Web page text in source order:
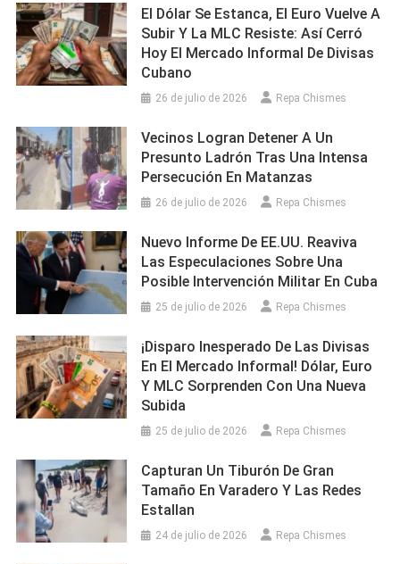
El Dólar Se Estanca, El Euro Vuelve A
Subir Y La MLC Resiste: Así Cerró
Hoy El Mercado Informal De Divisas
Cubano
26 de julio de 2026 Repa Chismes
Vecinos Logran Detener A Un
Presunto Ladrón Tras Una Intensa
Persecución En Matanzas
26 de julio de 2026 Repa Chismes
Nuevo Informe De EE.UU. Reaviva
Las Especulaciones Sobre Una
Posible Intervención Militar En Cuba
25 de julio de 2026 Repa Chismes
¡Disparo Inesperado De Las Divisas
En El Mercado Informal! Dólar, Euro
Y MLC Sorprenden Con Una Nueva
Subida
25 de julio de 2026 Repa Chismes
Capturan Un Tiburón De Gran
Tamaño En Varadero Y Las Redes
Estallan
24 de julio de 2026 Repa Chismes